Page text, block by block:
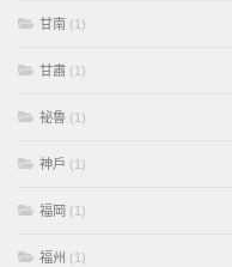
甘南 (1)
甘肅 (1)
祕魯 (1)
神戶 (1)
福岡 (1)
福州 (1)